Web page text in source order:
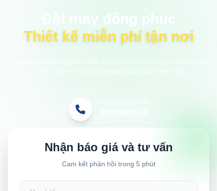
Đặt may đồng phục
Thiết kế miễn phí tận nơi
Nhận báo giá và tư vấn
Cam kết phản hồi trong 5 phút